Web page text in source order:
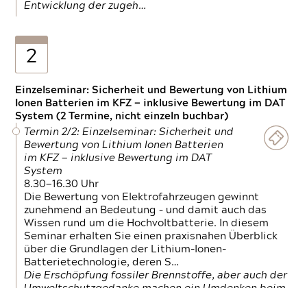
Entwicklung der zugeh…
2
Einzelseminar: Sicherheit und Bewertung von Lithium
Ionen Batterien im KFZ — inklusive Bewertung im DAT
System (2 Termine, nicht einzeln buchbar)
Termin 2/2: Einzelseminar: Sicherheit und
Bewertung von Lithium Ionen Batterien
im KFZ — inklusive Bewertung im DAT
System
8.30—16.30 Uhr
Die Bewertung von Elektrofahrzeugen gewinnt
zunehmend an Bedeutung – und damit auch das
Wissen rund um die Hochvoltbatterie. In diesem
Seminar erhalten Sie einen praxisnahen Überblick
über die Grundlagen der Lithium-Ionen-
Batterietechnologie, deren S…
Die Erschöpfung fossiler Brennstoffe, aber auch der